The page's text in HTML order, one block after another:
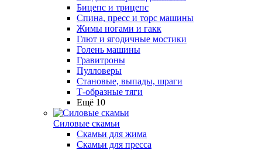
Бицепс и трицепс
Спина, пресс и торс машины
Жимы ногами и гакк
Глют и ягодичные мостики
Голень машины
Гравитроны
Пулловеры
Становые, выпады, шраги
Т-образные тяги
Ещё 10
Силовые скамьи
Скамьи для жима
Скамьи для пресса